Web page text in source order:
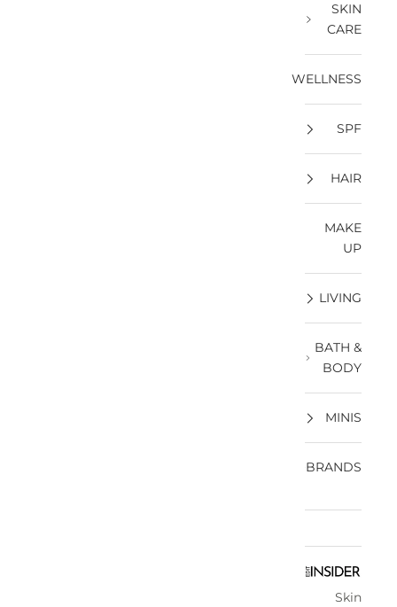
SKIN
CARE
WELLNESS
SPF
HAIR
MAKE
UP
LIVING
BATH &
BODY
MINIS
BRANDS
Skin